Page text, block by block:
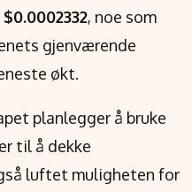
$0.0002332, noe som
gjenværende
økt.
planlegger å bruke
til å dekke
luftet muligheten for